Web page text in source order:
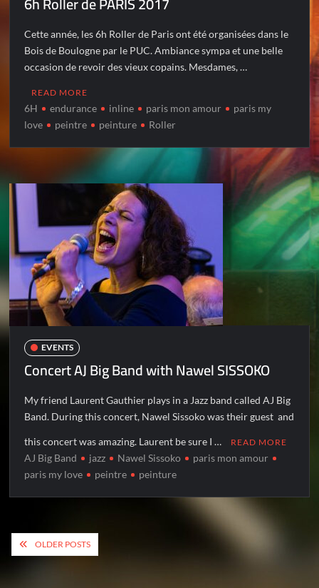
Cette année, les 6h Roller de Paris ont été organisées dans le
Bois de Boulogne par le PUC. Ambiance sympa et une belle
occasion de revoir des vieux copains. Mesdames, …
READ MORE
6H endurance inline paris mon amour
paris my
love
peintre peinture Roller
EVENTS
Concert AJ Big Band with Nawel SISSOKO
My friend Laurent Gauthier plays in a Jazz band called AJ Big
Band. During this concert, Nawel Sissoko was their guest and
this concert was amazing. Laurent be sure I … READ MORE
AJ Big Band jazz Nawel Sissoko
paris mon amour
paris my love
peintre peinture
Posts
navigation
OLDER POSTS